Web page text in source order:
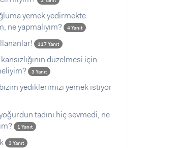
yemek yedirmekte
ne yapmalıyım?
4 Yanıt
117 Yanıt
düzelmesi için
3 Yanıt
yediklerimizi yemek istiyor
tadını hiç sevmedi, ne
1 Yanıt
3 Yanıt